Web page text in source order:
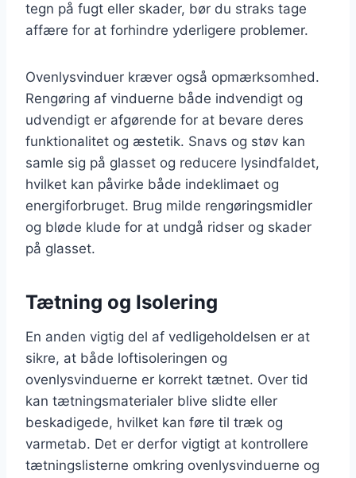
tegn på fugt eller skader, bør du straks tage
affære for at forhindre yderligere problemer.
Ovenlysvinduer kræver også opmærksomhed.
Rengøring af vinduerne både indvendigt og
udvendigt er afgørende for at bevare deres
funktionalitet og æstetik. Snavs og støv kan
samle sig på glasset og reducere lysindfaldet,
hvilket kan påvirke både indeklimaet og
energiforbruget. Brug milde rengøringsmidler
og bløde klude for at undgå ridser og skader
på glasset.
Tætning og Isolering
En anden vigtig del af vedligeholdelsen er at
sikre, at både loftisoleringen og
ovenlysvinduerne er korrekt tætnet. Over tid
kan tætningsmaterialer blive slidte eller
beskadigede, hvilket kan føre til træk og
varmetab. Det er derfor vigtigt at kontrollere
tætningslisterne omkring ovenlysvinduerne og